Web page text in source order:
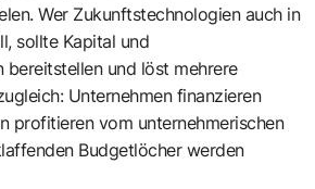
Wer Zukunftstechnologien auch in
sollte Kapital und
bereitstellen und löst mehrere
Unternehmen finanzieren
profitieren vom unternehmerischen
Budgetlöcher werden